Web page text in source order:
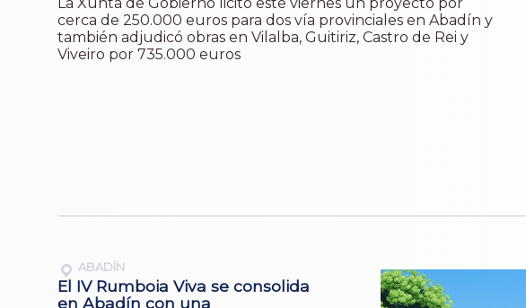
cerca de 250.000 euros para dos vía provinciales en Abadín y
también adjudicó obras en Vilalba, Guitiriz, Castro de Rei y
Viveiro por 735.000 euros
ABADÍN
El IV Rumboia Viva se consolida
en Abadín con una